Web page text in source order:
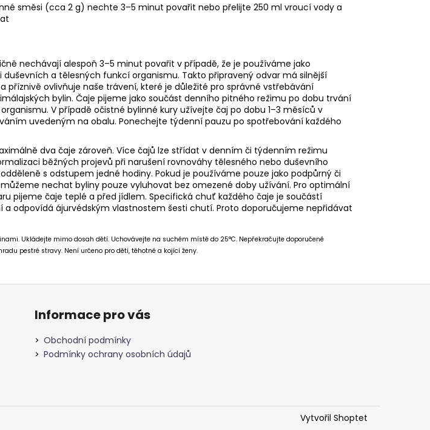
směsi (cca 2 g) nechte 3–5 minut povařit nebo přelijte 250 ml vroucí vody a
nechávají alespoň 3–5 minut povařit v případě, že je používáme jako
duševních a tělesných funkcí organismu. Takto připravený odvar má silnější
příznivě ovlivňuje naše trávení, které je důležité pro správné vstřebávání
bylin. Čaje pijeme jako součást denního pitného režimu po dobu trvání
V případě očistné bylinné kury užívejte čaj po dobu 1–3 měsíců v
uvedeným na obalu. Ponechejte týdenní pauzu po spotřebování každého
dva čaje zároveň. Více čajů lze střídat v denním či týdenním režimu
běžných projevů při narušení rovnováhy tělesného nebo duševního
s odstupem jedné hodiny. Pokud je používáme pouze jako podpůrný či
nechat byliny pouze vyluhovat bez omezené doby užívání. Pro optimální
pijeme čaje teplé a před jídlem. Specifická chuť každého čaje je součástí
a odpovídá ájurvédským vlastnostem šesti chutí. Proto doporučujeme nepřidávat
Ukládejte mimo dosah dětí. Uchovávejte na suchém místě do 25°C. Nepřekračujte doporučené
pestré stravy. Není určeno pro děti, těhotné a kojící ženy.
Informace pro vás
Obchodní podmínky
Podmínky ochrany osobních údajů
Vytvořil Shoptet